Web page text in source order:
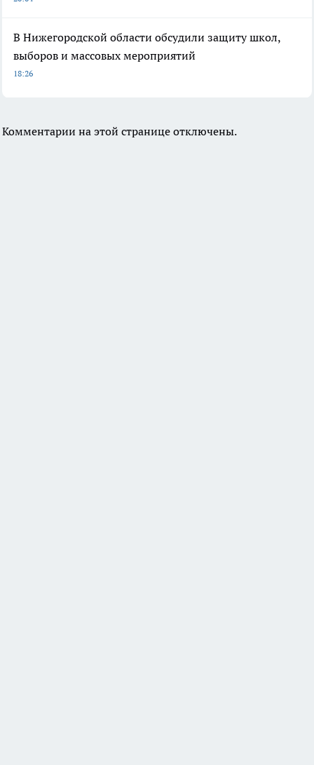
В Нижегородской области обсудили защиту школ,
выборов и массовых мероприятий
18:26
Комментарии на этой странице отключены.